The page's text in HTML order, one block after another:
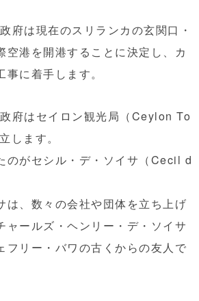
府は現在のスリランカの玄関口・
空港を開港することに決定し、カ
に着手します。
府はセイロン観光局（Ceylon To
します。
のがセシル・デ・ソイサ（Cecil d
は、数々の会社や団体を立ち上げ
ャールズ・ヘンリー・デ・ソイサ
フリー・バワの古くからの友人で